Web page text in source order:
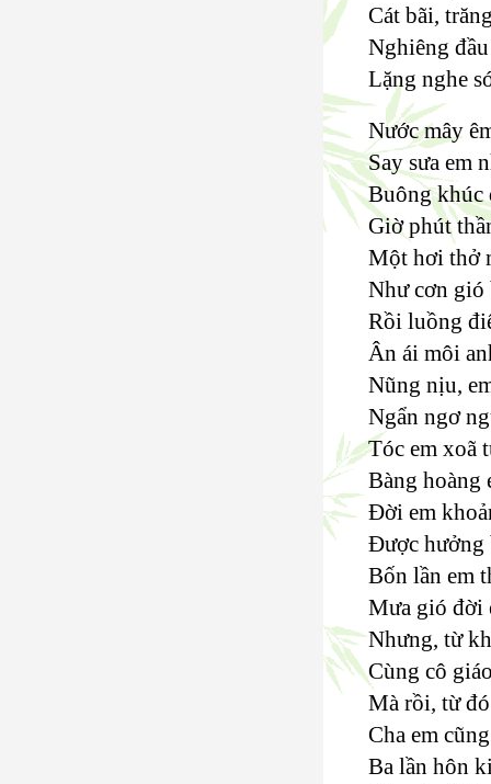
Cát bãi,
Nghiêng
Lặng nghe
Nước mây
Say sưa em
Buông khúc
Giờ phút
Một hơi thở
Như cơn gió
Rồi luồng
Ân ái môi
Nũng nịu,
Ngẩn ngơ
Tóc em xoã
Bàng hoàng
Đời em
Được hưởng
Bốn lần em
Mưa gió đời
Nhưng, từ
Cùng cô
Mà rồi, từ
Cha em
Ba lần hôn